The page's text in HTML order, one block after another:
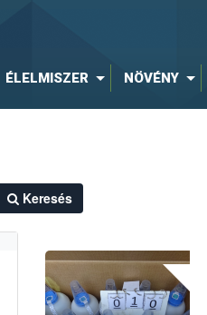
ÉLELMISZER NÖVÉNY
Keresés